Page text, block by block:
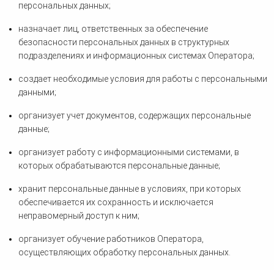
персональных данных;
назначает лиц, ответственных за обеспечение
безопасности персональных данных в структурных
подразделениях и информационных системах Оператора;
создает необходимые условия для работы с персональными
данными;
организует учет документов, содержащих персональные
данные;
организует работу с информационными системами, в
которых обрабатываются персональные данные;
хранит персональные данные в условиях, при которых
обеспечивается их сохранность и исключается
неправомерный доступ к ним;
организует обучение работников Оператора,
осуществляющих обработку персональных данных.